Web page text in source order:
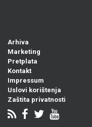
Arhiva
Marketing
Pretplata
Kontakt
Impressum
Uslovi korištenja
Zaštita privatnosti